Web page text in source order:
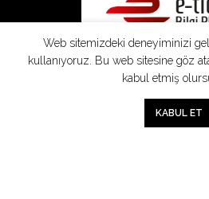
Web sitemizdeki deneyiminizi
kullanıyoruz. Bu web sitesine göz
kabul etmiş
KABUL ET
Sepet